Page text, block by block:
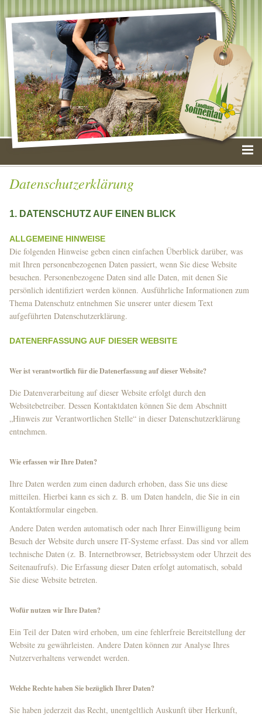
Datenschutzerklärung
1. DATENSCHUTZ AUF EINEN BLICK
ALLGEMEINE HINWEISE
Die folgenden Hinweise geben einen einfachen Überblick darüber, was
mit Ihren personenbezogenen Daten passiert, wenn Sie diese Website
besuchen. Personenbezogene Daten sind alle Daten, mit denen Sie
persönlich identifiziert werden können. Ausführliche Informationen zum
Thema Datenschutz entnehmen Sie unserer unter diesem Text
aufgeführten Datenschutzerklärung.
DATENERFASSUNG AUF DIESER WEBSITE
Wer ist verantwortlich für die Datenerfassung auf dieser Website?
Die Datenverarbeitung auf dieser Website erfolgt durch den
Websitebetreiber. Dessen Kontaktdaten können Sie dem Abschnitt
„Hinweis zur Verantwortlichen Stelle“ in dieser Datenschutzerklärung
entnehmen.
Wie erfassen wir Ihre Daten?
Ihre Daten werden zum einen dadurch erhoben, dass Sie uns diese
mitteilen. Hierbei kann es sich z. B. um Daten handeln, die Sie in ein
Kontaktformular eingeben.
Andere Daten werden automatisch oder nach Ihrer Einwilligung beim
Besuch der Website durch unsere IT-Systeme erfasst. Das sind vor allem
technische Daten (z. B. Internetbrowser, Betriebssystem oder Uhrzeit des
Seitenaufrufs). Die Erfassung dieser Daten erfolgt automatisch, sobald
Sie diese Website betreten.
Wofür nutzen wir Ihre Daten?
Ein Teil der Daten wird erhoben, um eine fehlerfreie Bereitstellung der
Website zu gewährleisten. Andere Daten können zur Analyse Ihres
Nutzerverhaltens verwendet werden.
Welche Rechte haben Sie bezüglich Ihrer Daten?
Sie haben jederzeit das Recht, unentgeltlich Auskunft über Herkunft,